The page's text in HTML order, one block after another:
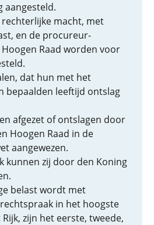
aangesteld.
rechterlijke macht, met
en de procureur-
Raad worden voor
dat hun met het
bepaalden leeftijd ontslag
afgezet of ontslagen door
Hoogen Raad in de
aangewezen.
kunnen zij door den Koning
belast wordt met
in het hoogste
zijn het eerste, tweede,